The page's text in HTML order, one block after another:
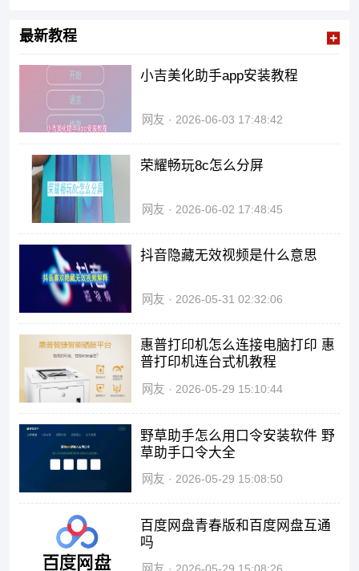
最新教程
小吉美化助手app安装教程
网友 2026-06-03 17:48:42
荣耀畅玩8c怎么分屏
网友 2026-06-02 17:48:45
抖音隐藏无效视频是什么意思
网友 2026-05-31 02:32:06
惠普打印机怎么连接电脑打印 惠
普打印机连台式机教程
网友 2026-05-29 15:10:44
野草助手怎么用口令安装软件 野
草助手口令大全
网友 2026-05-29 15:08:50
百度网盘青春版和百度网盘互通
吗